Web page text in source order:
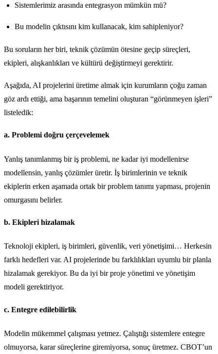
Sistemlerimiz arasında entegrasyon mümkün mü?
Bu modelin çıktısını kim kullanacak, kim sahipleniyor?
Bu soruların her biri, teknik çözümün ötesine geçip süreçleri,
ekipleri, alışkanlıkları ve kültürü değiştirmeyi gerektirir.
Aşağıda, AI projelerini üretime almak için kurumların çoğu zaman
göz ardı ettiği, ama başarının temelini oluşturan “görünmeyen işleri”
listeledik:
a. Problemi doğru çerçevelemek
Yanlış tanımlanmış bir iş problemi, ne kadar iyi modellenirse
modellensin, yanlış çözümler üretir. İş birimlerinin ve teknik
ekiplerin erken aşamada ortak bir problem tanımı yapması, projenin
omurgasını belirler.
b. Ekipleri hizalamak
Teknoloji ekipleri, iş birimleri, güvenlik, veri yönetişimi… Herkesin
farklı hedefleri var. AI projelerinde bu farklılıkları uyumlu bir planla
hizalamak gerekiyor. Bu da iyi bir proje yönetimi ve yönetişim
modeli gerektiriyor.
c. Entegre edilebilirlik
Modelin mükemmel çalışması yetmez. Çalıştığı sistemlere entegre
olmuyorsa, karar süreçlerine giremiyorsa, sonuç üretmez. CBOT’un